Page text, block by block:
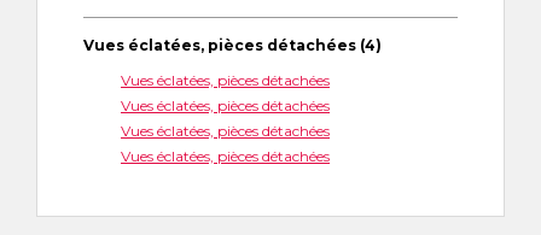
Vues éclatées, pièces détachées (4)
Vues éclatées, pièces détachées
Vues éclatées, pièces détachées
Vues éclatées, pièces détachées
Vues éclatées, pièces détachées